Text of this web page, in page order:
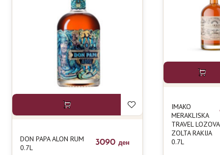
DON PAPA ALON RUM
0.7L
3090 ден
IMAKO
MERAKLISKA
TRAVEL LOZOVA
ZOLTA RAKIJA
0.7L